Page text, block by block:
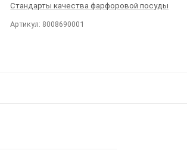
Стандарты качества фарфоровой посуды
Артикул: 8008690001